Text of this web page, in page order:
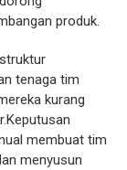
produk.
tenaga tim
kurang
membuat tim
menyusun